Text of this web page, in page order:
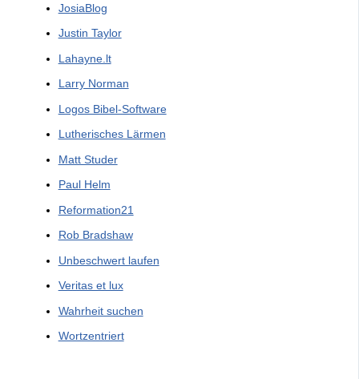
JosiaBlog
Justin Taylor
Lahayne.lt
Larry Norman
Logos Bibel-Software
Lutherisches Lärmen
Matt Studer
Paul Helm
Reformation21
Rob Bradshaw
Unbeschwert laufen
Veritas et lux
Wahrheit suchen
Wortzentriert